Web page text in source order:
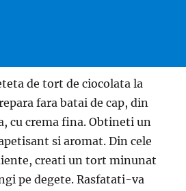
de tort de ciocolata la
fara batai de cap, din
cu crema fina. Obtineti un
si aromat. Din cele
creati un tort minunat
pe degete. Rasfatati-va